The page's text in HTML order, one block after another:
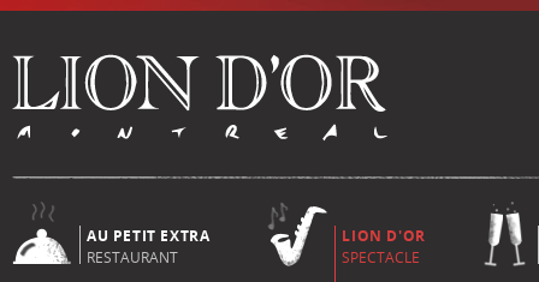
AU PETIT EXTRA
RESTAURANT
LION D'OR
SPECTACLE